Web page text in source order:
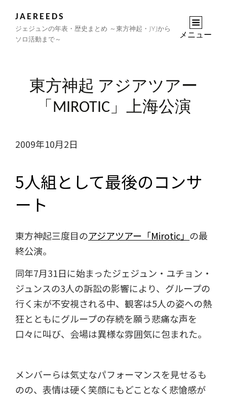
JAEREEDS
ジェジュンの年表・歴史まとめ ～東方神起・JYJから
ソロ活動まで～
メニュー
東方神起 アジアツアー
「MIROTIC」上海公演
2009年10月2日
5人組として最後のコンサ
ート
東方神起三度目のアジアツアー「Mirotic」 の最
終公演。
同年7月31日に始まったジェジュン・ユチョン・
ジュンスの3人の訴訟の影響により、グループの
行く末が不安視される中、観客は5人の姿への熱
狂とともにグループの存続を願う悲痛な声を
口々に叫び、会場は異様な雰囲気に包まれた。
メンバーらは気丈なパフォーマンスを見せるも
のの、表情は硬く笑顔にもどことなく悲愴感が